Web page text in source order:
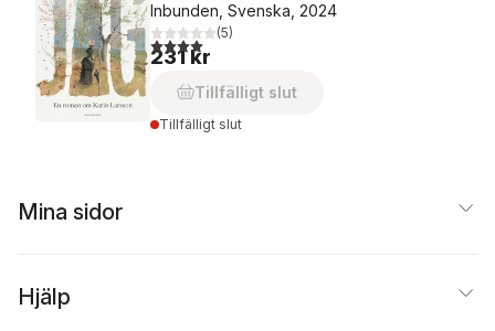
Inbunden, Svenska, 2024
4,0utav 5 stjärnor. Totalt antal röster:
(5)
231 kr
Tillfälligt slut
Tillfälligt slut
Mina sidor
Hjälp